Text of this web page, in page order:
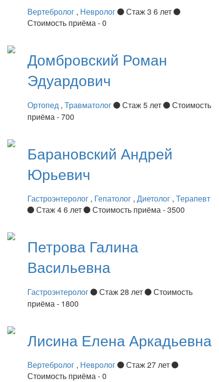
Вертебролог , Невролог
Стаж 3 6 лет
Стоимость приёма - 0
Домбровский Роман
Эдуардович
Ортопед , Травматолог Стаж 5 лет
Стоимость
приёма - 700
Барановский Андрей
Юрьевич
Гастроэнтеролог , Гепатолог , Диетолог , Терапевт
Стаж 4 6 лет
Стоимость приёма - 3500
Петрова Галина
Васильевна
Гастроэнтеролог Стаж 28 лет
Стоимость
приёма - 1800
Лисина Елена Аркадьевна
Вертебролог , Невролог
Стаж 27 лет
Стоимость приёма - 0